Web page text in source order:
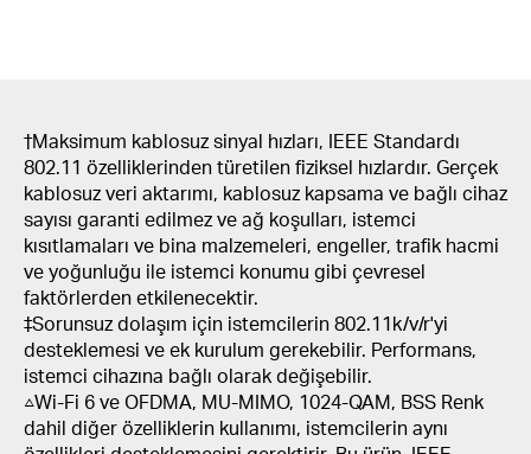
†Maksimum kablosuz sinyal hızları, IEEE Standardı
802.11 özelliklerinden türetilen fiziksel hızlardır. Gerçek
kablosuz veri aktarımı, kablosuz kapsama ve bağlı cihaz
sayısı garanti edilmez ve ağ koşulları, istemci
kısıtlamaları ve bina malzemeleri, engeller, trafik hacmi
ve yoğunluğu ile istemci konumu gibi çevresel
faktörlerden etkilenecektir.
‡Sorunsuz dolaşım için istemcilerin 802.11k/v/r'yi
desteklemesi ve ek kurulum gerekebilir. Performans,
istemci cihazına bağlı olarak değişebilir.
△Wi-Fi 6 ve OFDMA, MU-MIMO, 1024-QAM, BSS Renk
dahil diğer özelliklerin kullanımı, istemcilerin aynı